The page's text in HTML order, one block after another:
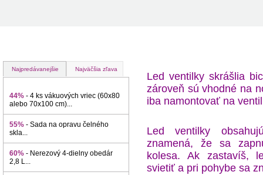
Najpredávanejšie Najväčšia zľava
44% - 4 ks vákuových vriec (60x80
alebo 70x100 cm)...
55% - Sada na opravu čelného
skla...
60% - Nerezový 4-dielny obedár
2,8 L...
Led ventilky skrášlia
zároveň sú vhodné na
iba namontovať na
Led ventilky
znamená, že sa
kolesa. Ak zastavíš,
svietiť a pri pohybe sa